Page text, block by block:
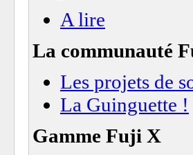
A lire
La communauté
Les projets de
La Guinguette !
Gamme Fuji X